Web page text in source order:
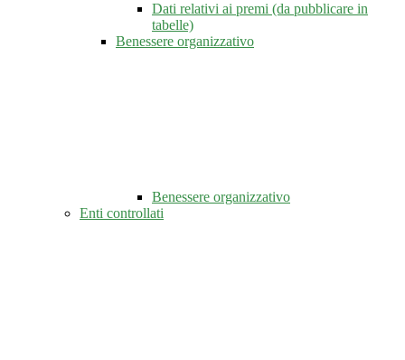
Dati relativi ai premi (da pubblicare in
tabelle)
Benessere organizzativo
Benessere organizzativo
Enti controllati